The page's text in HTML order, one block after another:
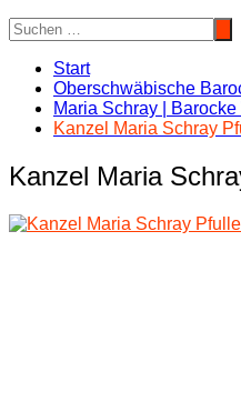
Start
Oberschwäbische
Maria Schray |
Kanzel Maria Schray
Kanzel Maria